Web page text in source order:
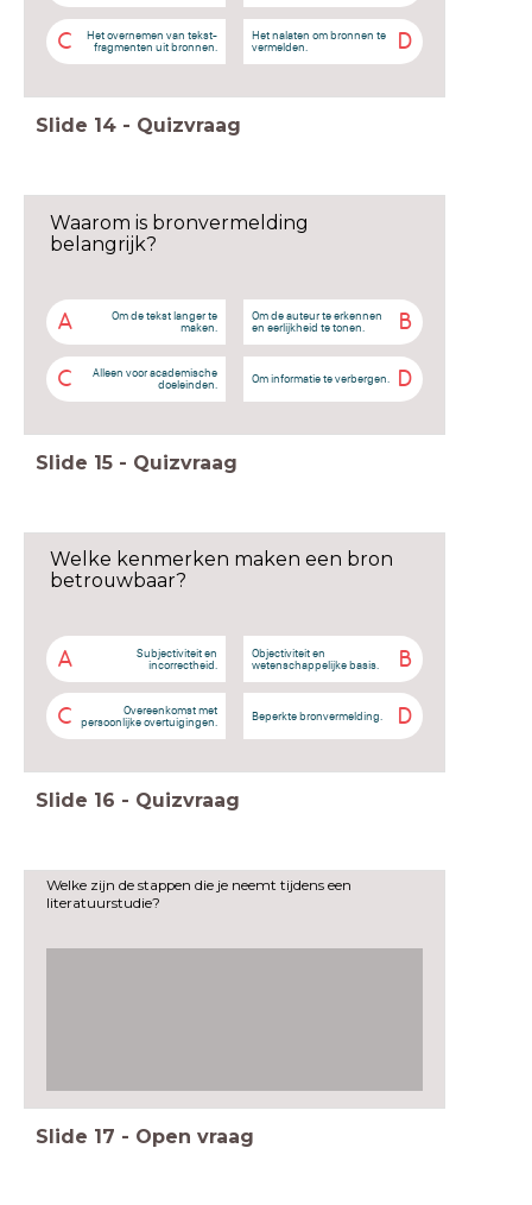
C
Het overnemen van tekst-
fragmenten uit bronnen.
D
Het nalaten om bronnen te
vermelden.
Slide 14 - Quizvraag
Waarom is bronvermelding
belangrijk?
A
Om de tekst langer te
maken.
B
Om de auteur te erkennen
en eerlijkheid te tonen.
C
Alleen voor academische
doeleinden.
D
Om informatie te verbergen.
Slide 15 - Quizvraag
Welke kenmerken maken een bron
betrouwbaar?
A
Subjectiviteit en
incorrectheid.
B
Objectiviteit en
wetenschappelijke basis.
C
Overeenkomst met
persoonlijke overtuigingen.
D
Beperkte bronvermelding.
Slide 16 - Quizvraag
Welke zijn de stappen die je neemt tijdens een
literatuurstudie?
Slide 17 - Open vraag